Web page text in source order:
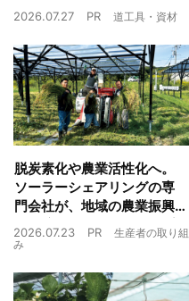
2026.07.27 PR 道工具・資材
脱炭素化や農業活性化へ。
ソーラーシェアリングの専
門会社が、地域の農業振興
や経済循環をワンストップ
でサポート
2026.07.23 PR
生産者の取り組
み